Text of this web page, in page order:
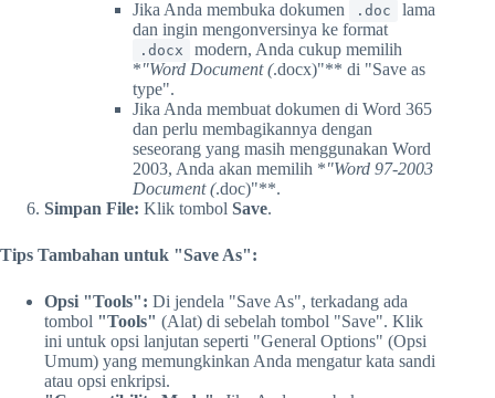
Jika Anda membuka dokumen
.doc
lama
dan ingin mengonversinya ke format
.docx
modern, Anda cukup memilih
*"Word Document (.docx)"** di "Save as
type".
Jika Anda membuat dokumen di Word 365
dan perlu membagikannya dengan
seseorang yang masih menggunakan Word
2003, Anda akan memilih *"Word 97-2003
Document (.doc)"**.
Simpan File: Klik tombol Save.
Tips Tambahan untuk "Save As":
Opsi "Tools": Di jendela "Save As", terkadang ada
tombol "Tools" (Alat) di sebelah tombol "Save". Klik
ini untuk opsi lanjutan seperti "General Options" (Opsi
Umum) yang memungkinkan Anda mengatur kata sandi
atau opsi enkripsi.